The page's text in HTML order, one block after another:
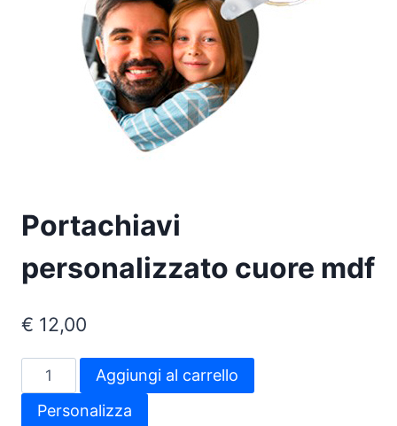
Portachiavi
personalizzato cuore mdf
€ 12,00
Portachiavi
personalizzato
cuore
Aggiungi al carrello
Personalizza